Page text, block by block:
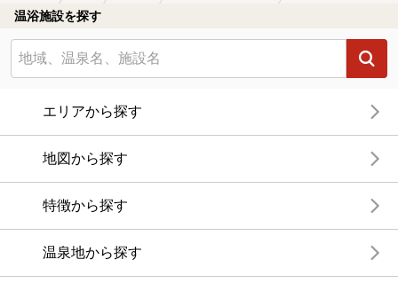
温浴施設を探す
エリアから探す
地図から探す
特徴から探す
温泉地から探す